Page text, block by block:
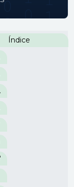
Índice